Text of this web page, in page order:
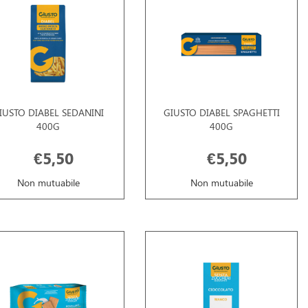
DIABEL SEDANINI
400G
€5,50
Non mutuabile
GIUSTO DIABEL SPAGHETTI
400G
€5,50
Non mutuabile